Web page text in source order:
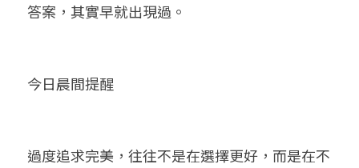
答案，其實早就出現過。
今日晨間提醒
過度追求完美，往往不是在選擇更好，而是在不